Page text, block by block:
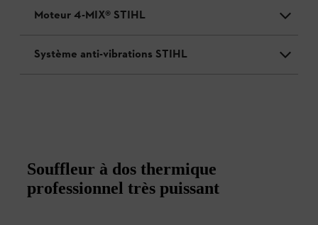
Moteur 4-MIX® STIHL
Système anti-vibrations STIHL
Souffleur à dos thermique
professionnel très puissant